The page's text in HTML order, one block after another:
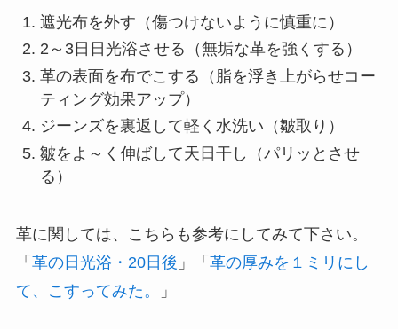
遮光布を外す（傷つけないように慎重に）
2～3日日光浴させる（無垢な革を強くする）
革の表面を布でこする（脂を浮き上がらせコー
ティング効果アップ）
ジーンズを裏返して軽く水洗い（皺取り）
皺をよ～く伸ばして天日干し（パリッとさせ
る）
革に関しては、こちらも参考にしてみて下さい。
「 革の日光浴・20日後 」「 革の厚みを１ミリにし
て、こすってみた。
」